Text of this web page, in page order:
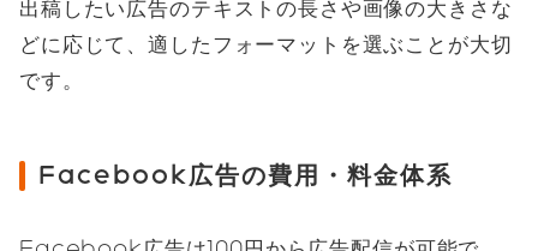
出稿したい広告のテキストの長さや画像の大きさな
どに応じて、適したフォーマットを選ぶことが大切
です。
Facebook広告の費用・料金体系